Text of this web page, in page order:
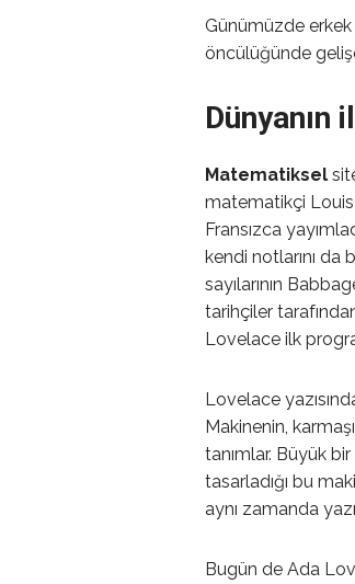
Günümüzde erkek
öncülüğünde
Dünyanın
Matematiksel
matematikçi Louis
Fransızca
kendi notlarını da
sayılarının
tarihçiler
Lovelace ilk
Lovelace
Makinenin,
tanımlar. Büyük bir
tasarladığı bu
aynı zamanda
Bugün de Ada